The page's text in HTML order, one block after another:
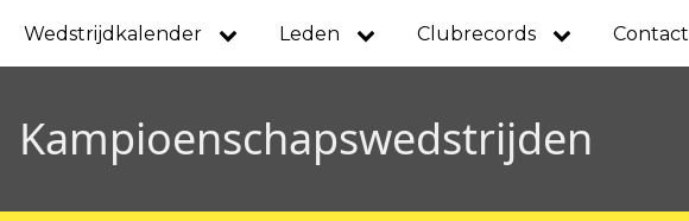
navigation
Wedstrijdkalender Leden Clubrecords Contact
Kampioenschapswedstrijden